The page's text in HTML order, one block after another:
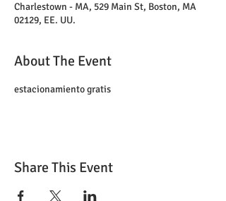
Charlestown - MA, 529 Main St, Boston, MA
02129, EE. UU.
About The Event
estacionamiento gratis
Share This Event